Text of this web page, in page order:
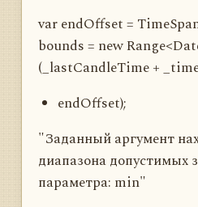
var endOffset =
bounds = new
(_lastCandleTime +
endOffset);
"Заданный аргумент
диапазона допустимых
параметра: min"